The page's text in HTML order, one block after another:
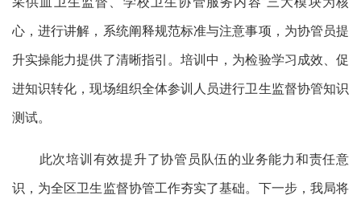
心，进行讲解，系统阐释规范标准与注意事项，为协管员提
升实操能力提供了清晰指引。培训中，为检验学习成效、促
进知识转化，现场组织全体参训人员进行卫生监督协管知识
测试。
此次培训有效提升了协管员队伍的业务能力和责任意
识，为全区卫生监督协管工作夯实了基础。下一步，我局将